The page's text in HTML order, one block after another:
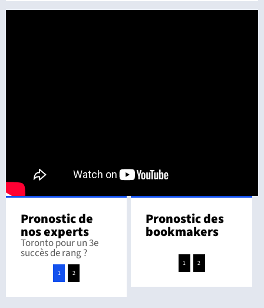
Pronostic de
nos experts
Toronto pour un 3e
succès de rang ?
1 2
Pronostic des
bookmakers
1 2